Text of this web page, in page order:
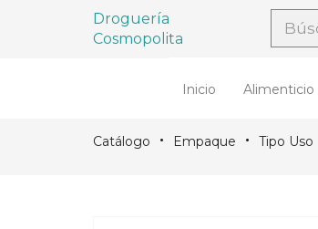
Droguería
Cosmopolita
Inicio Alimenticio
Catálogo Empaque Tipo Uso